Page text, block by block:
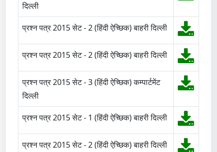
दिल्ली
प्रश्न पत्र 2015 सेट - 2 (हिंदी ऐच्छिक) बाहरी दिल्ली
प्रश्न पत्र 2015 सेट - 2 (हिंदी ऐच्छिक) बाहरी दिल्ली
प्रश्न पत्र 2015 सेट - 3 (हिंदी ऐच्छिक) कम्पार्टमेंट
दिल्ली
प्रश्न पत्र 2015 सेट - 1 (हिंदी ऐच्छिक) बाहरी दिल्ली
प्रश्न पत्र 2015 सेट - 2 (हिंदी ऐच्छिक) बाहरी दिल्ली